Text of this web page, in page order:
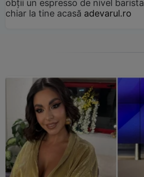
obții un espresso de nivel barista
chiar la tine acasă adevarul.ro